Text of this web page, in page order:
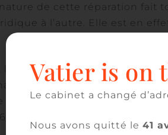
de cette réparation fait
à l’autre. Elle est en
Cour de cassation, rappelle
après avoir également
l’usage
publié au bulletin).
Vatier is on
Le cabinet a changé
Nous avons quitté le 41